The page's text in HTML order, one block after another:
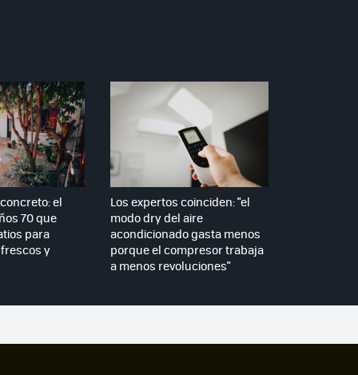
el
70 que
para
y
Los expertos coinciden: "el
modo dry del aire
acondicionado gasta menos
porque el compresor trabaja
a menos revoluciones"